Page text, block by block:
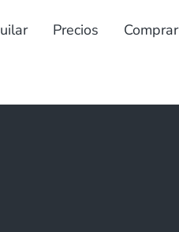
Precios Comprar